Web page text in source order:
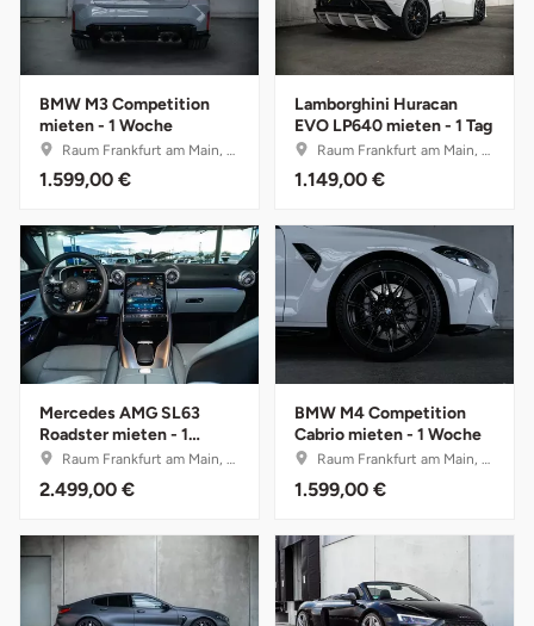
BMW M3 Competition
mieten - 1 Woche
Raum Frankfurt am Main, Hessen
1.599,00 €
Lamborghini Huracan
EVO LP640 mieten - 1 Tag
Raum Frankfurt am Main, Hessen
1.149,00 €
Mercedes AMG SL63
Roadster mieten - 1
Woche
Raum Frankfurt am Main, Hessen
2.499,00 €
BMW M4 Competition
Cabrio mieten - 1 Woche
Raum Frankfurt am Main, Hessen
1.599,00 €
Stettiner Haff
Stormarn
Straubing
Stuttgart
Sulz am Neckar
Tannheimer Tal
Tegernsee
Teltow-Fläming
Trier
Uckermark
Uelzen